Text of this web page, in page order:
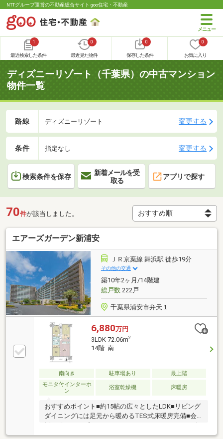
NTTグループ運営の不動産総合サイト goo住宅・不動産
1
最近検索した条件
0
最近見た物件
0
保存した条件
0
お気に入り
ディズニーリゾート（千葉県）の中古マンション
物件一覧
路線 ディズニーリゾート 変更する
条件 指定なし 変更する
検索条件を保存
新着メールを受
取る
アプリで探す
70件が該当しました。
エアーズガーデン新浦安
ＪＲ京葉線 舞浜駅 徒歩19分
その他の交通
築10年2ヶ月/14階建
総戸数222戸
千葉県浦安市弁天１
6,880万円
3LDK 72.06m2
14階 南
南向き 駐車場あり
最上階
モニタ付インターホ
ン
浴室乾燥機 床暖房
おすすめポイント■約15帖の広々としたLDK■リビング
ダイニングには足元から暖めるTES式床暖房完備■会
話が弾むオープンカウンターキッチン■ディスポーザ
ー、食洗器付き■1418サイズのゆとりある浴室■洋室